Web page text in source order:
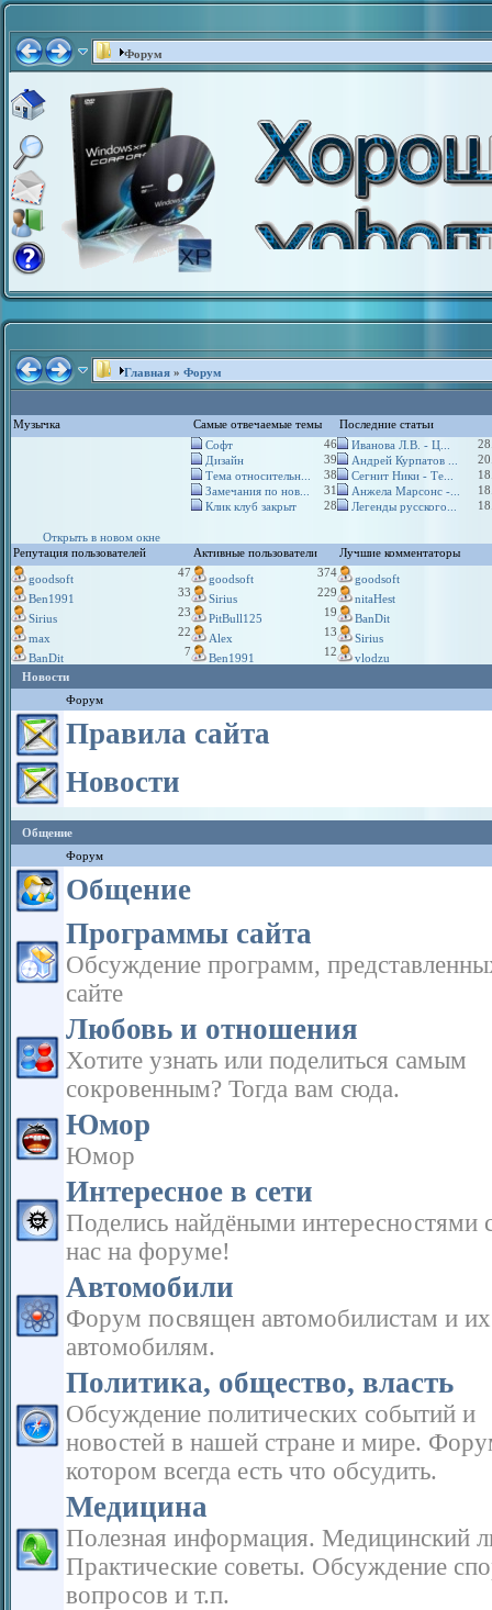
Форум
Главная » Форум
Музычка Самые отвечаемые темы Последние статьи
Открыть в новом окне
Софт
46
Дизайн
39
Тема относительн...
38
Замечания по нов...
31
Клик клуб закрыт
28
Иванова Л.В. - Ц...
Андрей Курпатов ...
Сегнит Ники - Те...
Анжела Марсонс -...
Легенды русского...
Репутация пользователей Активные пользователи
Лучшие комментаторы
goodsoft
47
Ben1991
33
Sirius
23
max
22
BanDit
7
goodsoft
374
Sirius
229
PitBull125
19
Alex
13
Ben1991
12
goodsoft
nitaHest
BanDit
Sirius
vlodzu
Новости
Форум
Правила сайта
Новости
Общение
Форум
Общение
Программы сайта
Обсуждение программ,
сайте
Любовь и отношения
Хотите узнать или поделиться самым
сокровенным? Тогда вам сюда.
Юмор
Юмор
Интересное в сети
Поделись найдёными интересностями
нас на форуме!
Автомобили
Форум посвящен автомобилистам и их
автомобилям.
Политика, общество, власть
Обсуждение политических событий и
новостей в нашей стране и мире.
котором всегда есть что обсудить.
Медицина
Полезная информация. Медицинский
Практические советы. Обсуждение
вопросов и т.п.